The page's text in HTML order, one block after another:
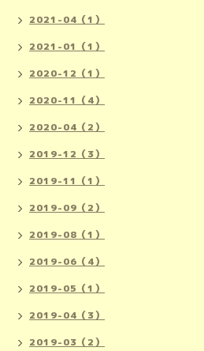
2021-04（1）
2021-01（1）
2020-12（1）
2020-11（4）
2020-04（2）
2019-12（3）
2019-11（1）
2019-09（2）
2019-08（1）
2019-06（4）
2019-05（1）
2019-04（3）
2019-03（2）